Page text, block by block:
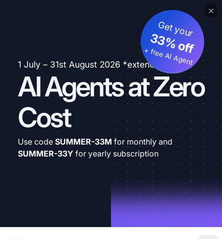
1 July – 31st August 2026 *extended
AI Agents at Zero
Cost
Get your
33% off
+ free AI Agent
Use code SUMMER-33M for monthly and
SUMMER-33Y for yearly subscription